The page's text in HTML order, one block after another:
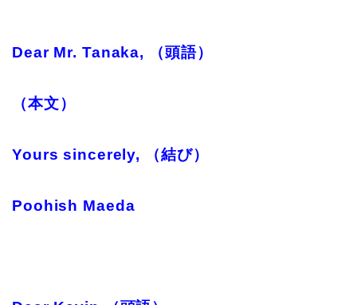
Dear Mr. Tanaka, （頭語）
（本文）
Yours sincerely, （結び）
Poohish Maeda